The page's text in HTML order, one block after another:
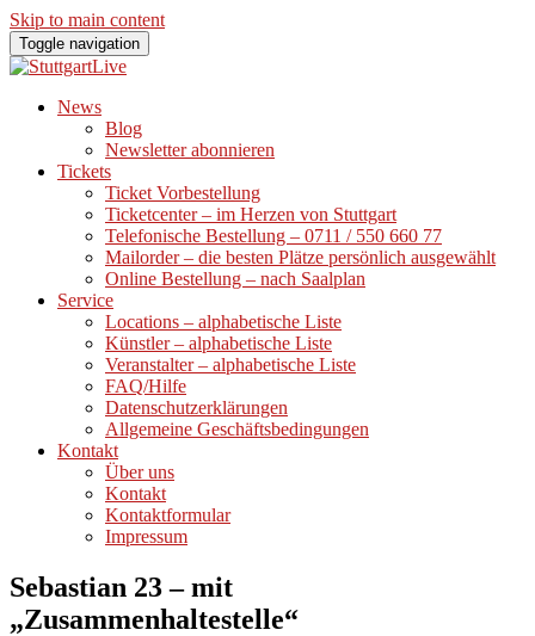
Skip to main content
Toggle navigation
News
Blog
Newsletter abonnieren
Tickets
Ticket Vorbestellung
Ticketcenter – im Herzen von Stuttgart
Telefonische Bestellung – 0711 / 550 660 77
Mailorder – die besten Plätze persönlich ausgewählt
Online Bestellung – nach Saalplan
Service
Locations – alphabetische Liste
Künstler – alphabetische Liste
Veranstalter – alphabetische Liste
FAQ/Hilfe
Datenschutzerklärungen
Allgemeine Geschäftsbedingungen
Kontakt
Über uns
Kontakt
Kontaktformular
Impressum
Sebastian 23 – mit
„Zusammenhaltestelle“